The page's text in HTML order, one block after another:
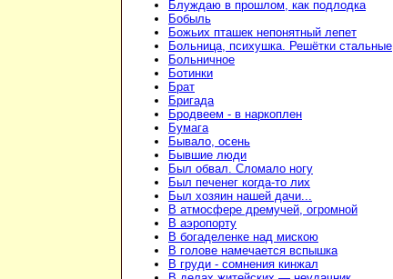
Блуждаю в прошлом, как подлодка
Бобыль
Божьих пташек непонятный лепет
Больница, психушка. Решётки стальные
Больничное
Ботинки
Брат
Бригада
Бродвеем - в наркоплен
Бумага
Бывало, осень
Бывшие люди
Был обвал. Сломало ногу
Был печенег когда-то лих
Был хозяин нашей дачи...
В атмосфере дремучей, огромной
В аэропорту
В богаделенке над мискою
В голове намечается вспышка
В груди - сомнения кинжал